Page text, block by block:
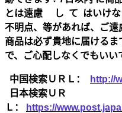
とは遠慮 し て はいけな
不明点、等があれば、ご
商品は必ず貴地に届ける
で、ご心配しなくでもいい
中国検索ＵＲＬ：
http://
日本検索ＵＲ
Ｌ：
https://